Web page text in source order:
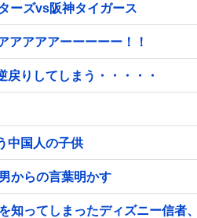
ーズvs阪神タイガース
アアアアーーーーー！！
りしてしまう・・・・・
中国人の子供
からの言葉明かす
ってしまったディズニー信者